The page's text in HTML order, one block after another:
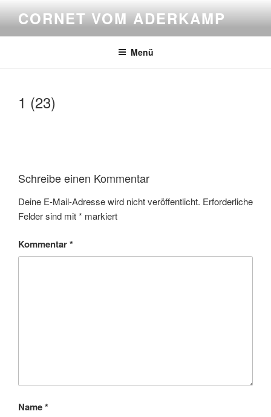
Inhalt
springen
CORNET VOM ADERKAMP
Menü
1 (23)
Schreibe einen Kommentar
Deine E-Mail-Adresse wird nicht veröffentlicht. Erforderliche
Felder sind mit* markiert
Kommentar*
Name*